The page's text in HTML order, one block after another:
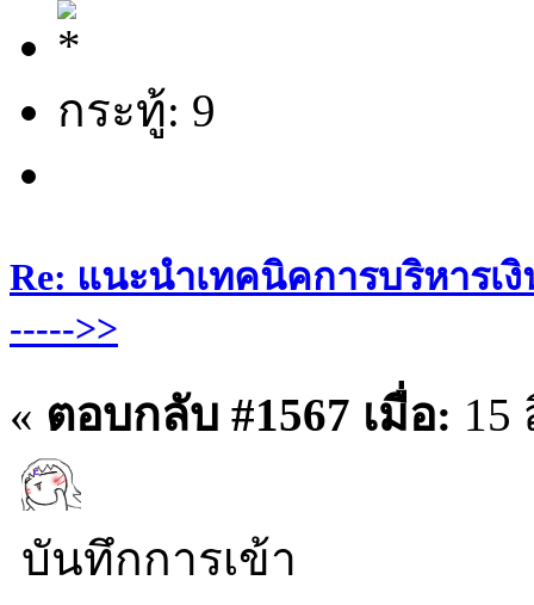
กระทู้: 9
Re: แนะนำเทคนิคการบริหาร
----->>
« ตอบกลับ #1567 เมื่อ: 15
บันทึกการเข้า